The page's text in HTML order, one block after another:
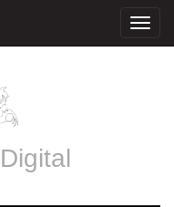
Digital